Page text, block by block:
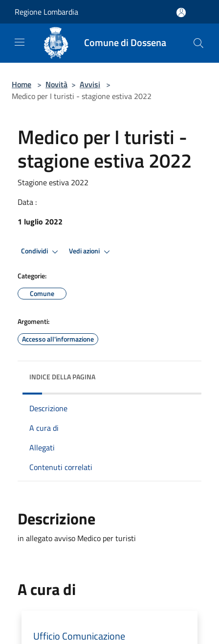
Regione Lombardia
Comune di Dossena
Home > Novità > Avvisi >
Medico per I turisti - stagione estiva 2022
Medico per I turisti -
stagione estiva 2022
Stagione estiva 2022
Data :
1 luglio 2022
Condividi Vedi azioni
Categorie:
Comune
Argomenti:
Accesso all'informazione
INDICE DELLA PAGINA
Descrizione
A cura di
Allegati
Contenuti correlati
Descrizione
in allegato avviso Medico per turisti
A cura di
Ufficio Comunicazione